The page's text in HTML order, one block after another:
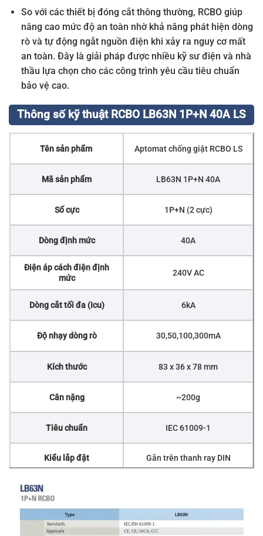
So với các thiết bị đóng cắt thông thường, RCBO giúp
nâng cao mức độ an toàn nhờ khả năng phát hiện dòng
rò và tự động ngắt nguồn điện khi xảy ra nguy cơ mất
an toàn. Đây là giải pháp được nhiều kỹ sư điện và nhà
thầu lựa chọn cho các công trình yêu cầu tiêu chuẩn
bảo vệ cao.
Thông số kỹ thuật RCBO LB63N 1P+N 40A LS
Tên sản phẩm Aptomat chống giật RCBO LS
Mã sản phẩm LB63N 1P+N 40A
Số cực 1P+N (2 cực)
Dòng định mức 40A
Điện áp cách điện định
mức
240V AC
Dòng cắt tối đa (Icu) 6kA
Độ nhạy dòng rò 30,50,100,300mA
Kích thước 83 x 36 x 78 mm
Cân nặng ~200g
Tiêu chuẩn IEC 61009-1
Kiểu lắp đặt Gắn trên thanh ray DIN